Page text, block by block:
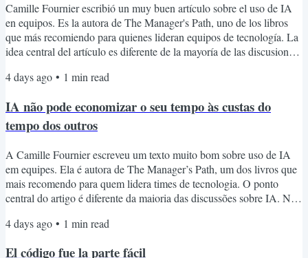
Camille Fournier escribió un muy buen artículo sobre el uso de IA
en equipos. Es la autora de The Manager's Path, uno de los libros
que más recomiendo para quienes lideran equipos de tecnología. La
idea central del artículo es diferente de la mayoría de las discusiones
hacia tus compañeros de trabajo. La idea es simple: La IA puede
ocurrir a costa de la...
4 days ago • 1 min read
IA não pode economizar o seu tempo às custas do
tempo dos outros
A Camille Fournier escreveu um texto muito bom sobre uso de IA
em equipes. Ela é autora de The Manager’s Path, um dos livros que
mais recomendo para quem lidera times de tecnologia. O ponto
central do artigo é diferente da maioria das discussões sobre IA. Não
colegas de trabalho. A ideia é simples: IA pode aumentar muito a
4 days ago • 1 min read
El código fue la parte fácil